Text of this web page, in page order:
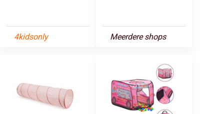
4kidsonly Meerdere shops